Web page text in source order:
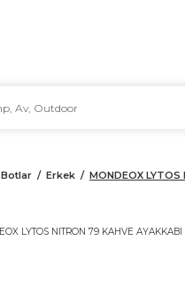
Botlar Erkek MONDEOX LYTOS